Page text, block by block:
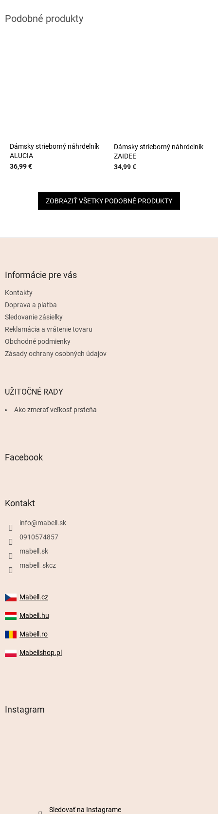
Dámsky strieborný náhrdelník
ALUCIA
36,99 €
Dámsky strieborný náhrdelník
ZAIDEE
34,99 €
ZOBRAZIŤ VŠETKY PODOBNÉ PRODUKTY
Informácie pre vás
Kontakty
Doprava a platba
Sledovanie zásielky
Reklamácia a vrátenie tovaru
Obchodné podmienky
Zásady ochrany osobných údajov
UŽITOČNÉ RADY
Ako zmerať veľkosť prsteňa
Facebook
Kontakt
info@mabell.sk
0910574857
mabell.sk
mabell_skcz
Mabell.cz
Mabell.hu
Mabell.ro
Mabellshop.pl
Instagram
Sledovať na Instagrame